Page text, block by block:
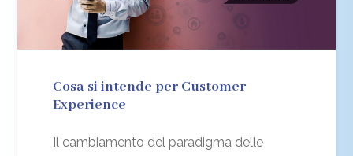
Cosa si intende per Customer
Experience
Il cambiamento del paradigma delle